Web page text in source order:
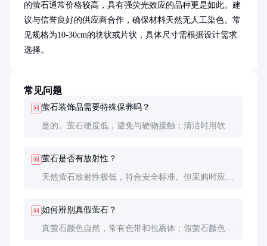
的萤石通常价格较高，具有强荧光效应的品种更是如此。建
议与信誉良好的供应商合作，确保材料天然无人工染色。常
见规格为10-30cm的块状或片状，具体尺寸需根据设计需求
选择。
常见问题
问 萤石装饰品需要特殊保养吗？
是的。萤石硬度低，避免与硬物接触；清洁时用软布
问 萤石是否有放射性？
天然萤石放射性极低，符合安全标准。但采购时应要
问 如何辨别真假萤石？
真萤石颜色自然，常有色带和包裹体；假萤石颜色过